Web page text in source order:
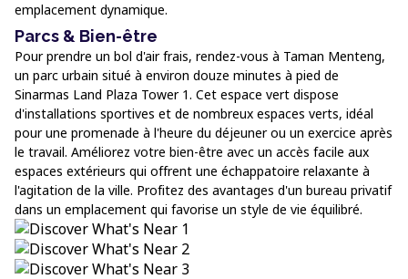
emplacement dynamique.
Parcs & Bien-être
Pour prendre un bol d'air frais, rendez-vous à Taman Menteng,
un parc urbain situé à environ douze minutes à pied de
Sinarmas Land Plaza Tower 1. Cet espace vert dispose
d'installations sportives et de nombreux espaces verts, idéal
pour une promenade à l'heure du déjeuner ou un exercice après
le travail. Améliorez votre bien-être avec un accès facile aux
espaces extérieurs qui offrent une échappatoire relaxante à
l'agitation de la ville. Profitez des avantages d'un bureau privatif
dans un emplacement qui favorise un style de vie équilibré.